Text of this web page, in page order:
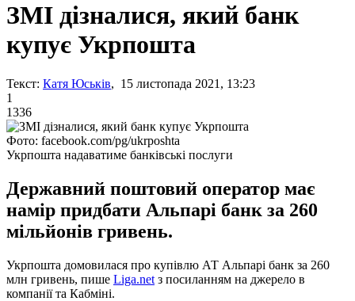
ЗМІ дізналися, який банк
купує Укрпошта
Текст: Катя Юськів, 15 листопада 2021, 13:23
1
1336
Фото: facebook.com/pg/ukrposhta
Укрпошта надаватиме банківські послуги
Державний поштовий оператор має
намір придбати Альпарі банк за 260
мільйонів гривень.
Укрпошта домовилася про купівлю АТ Альпарі банк за 260
млн гривень, пише Liga.net з посиланням на джерело в
компанії та Кабміні.